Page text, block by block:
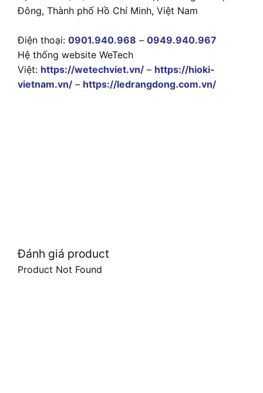
Đông, Thành phố Hồ Chí Minh, Việt Nam
Điện thoại: 0901.940.968 – 0949.940.967
Hệ thống website WeTech
Việt: https://wetechviet.vn/ – https://hioki-
vietnam.vn/ – https://ledrangdong.com.vn/
Đánh giá product
Product Not Found